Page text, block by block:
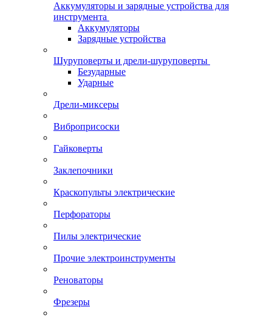
Аккумуляторы и зарядные устройства для
инструмента
Аккумуляторы
Зарядные устройства
Шуруповерты и дрели-шуруповерты
Безударные
Ударные
Дрели-миксеры
Виброприсоски
Гайковерты
Заклепочники
Краскопульты электрические
Перфораторы
Пилы электрические
Прочие электроинструменты
Реноваторы
Фрезеры